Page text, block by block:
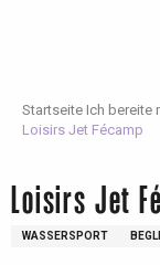
Startseite Ich bereite
Loisirs Jet Fécamp
Loisirs Jet
WASSERSPORT